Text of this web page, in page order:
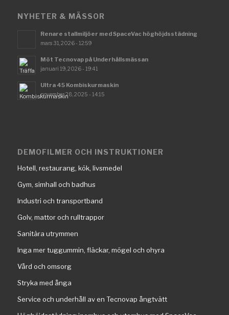
NYHETER & MÄSSOR
Renare stallmiljöer med SpaceVac höghöjdsstädning
mars 31, 2026 - 12:59
Möt Tecnovap på Underhållsmässan
januari 19, 2026 - 19:41
Ultra 45 Kombiskurmaskin
november 28, 2025 - 14:15
DEMOFILMER OCH INSTRUKTIONER
Hotell, restaurang, kök, livsmedel
Gym, simhall och badhus
Industri och transportband
Golv, mattor och rulltrappor
Sanitära utrymmen
Inga mer tuggummin, fläckar, mögel och ohyra
Vård och omsorg
Stryka med ånga
Service och underhåll av en Tecnovap ångtvätt